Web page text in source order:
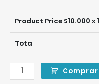
Product Price $10.000 x 1
Total
Comprar